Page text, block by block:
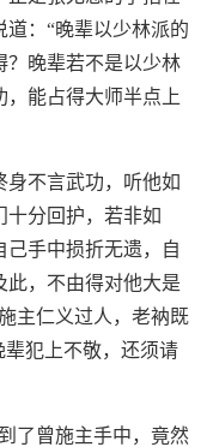
：“晚辈以少林派的
？晚辈若不是以少林
能占得大师半点上
身不言武功，听他如
十分回护，若非如
己手中损折无遗，自
此，不由得对他大是
主仁义过人，老衲既
辈犯上不敬，还须请
了曾施主手中，竟然